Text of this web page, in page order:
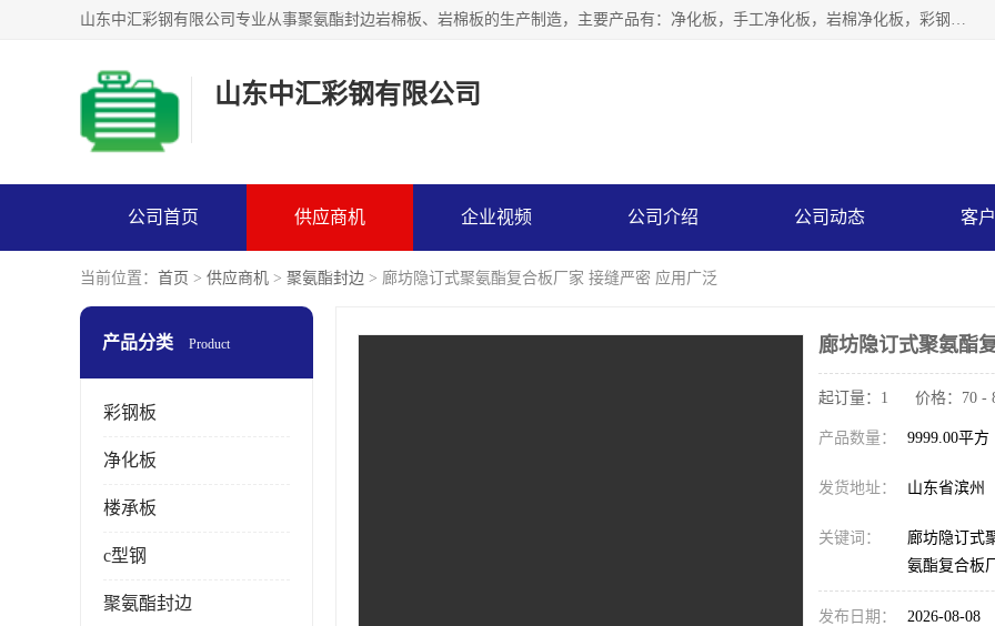
山东中汇彩钢有限公司专业从事聚氨酯封边岩棉板、岩棉板的生产制造，主要产品有：净化板，手工净化板，岩棉净化板，彩钢板，聚氨酯封边岩棉复合板，聚氨酯封边岩棉夹芯板。
山东中汇彩钢有限公司
公司首页 供应商机 企业视频 公司介绍 公司动态 客
当前位置： 首页 > 供应商机 > 聚氨酯封边 > 廊坊隐订式聚氨酯复合板厂家 接缝严密 应用广泛
产品分类 Product
彩钢板
净化板
楼承板
c型钢
聚氨酯封边
廊坊隐订式聚氨酯
起订量：1 价格：70 -
产品数量： 9999.00平方
发货地址： 山东省滨州
关键词：
廊坊隐订式
氨酯复合板
发布日期： 2026-08-08